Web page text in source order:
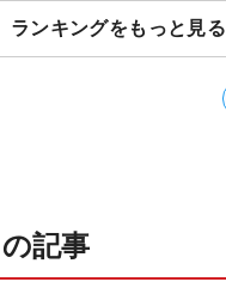
ランキングをもっと見る
記事